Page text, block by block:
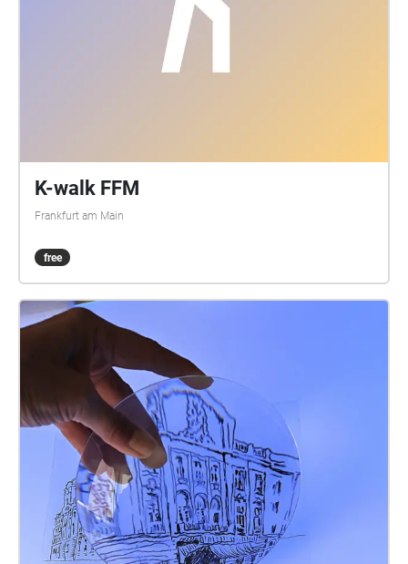
Christian Manuel Oliveira
K-walk FFM
Frankfurt am Main
free